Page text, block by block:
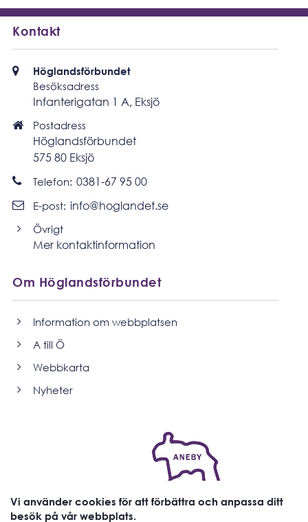
Vi använder cookies för att förbättra och anpassa ditt
besök på vår webbplats.
Kontakt
Besöksadress
Höglandsförbundet
Besöksadress
Infanterigatan 1 A, Eksjö
Postadress
Postadress
Höglandsförbundet
575 80 Eksjö
RingTelefon: 0381-67 95 00
Skicka
post
E-post: info@hoglandet.se
Övrigt
Mer kontaktinformation
Om Höglandsförbundet
Information om webbplatsen
A till Ö
Webbkarta
Nyheter